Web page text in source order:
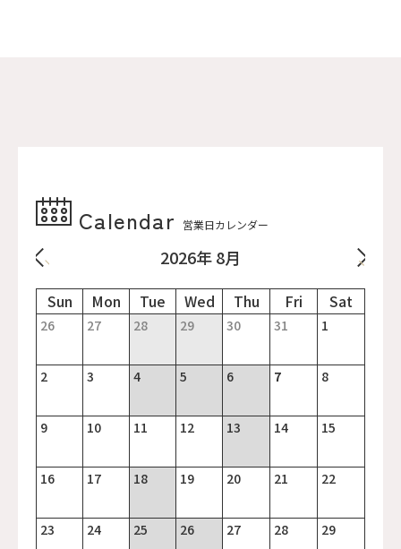
Calendar 営業日カレンダー
2026年 8月
26 27 28 29 30 31 1
2 3 4 5 6 7 8
9 10 11 12 13 14 15
16 17 18 19 20 21 22
23 24 25 26 27 28 29